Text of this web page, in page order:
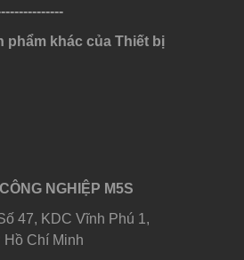
phẩm khác của Thiết bị
NGHIỆP M5S
47, KDC Vĩnh Phú 1,
Chí Minh